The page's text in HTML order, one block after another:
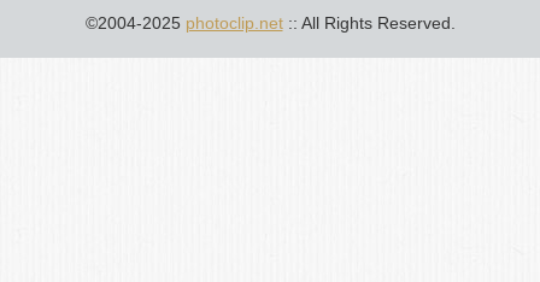
©2004-2025 photoclip.net:: All Rights Reserved.